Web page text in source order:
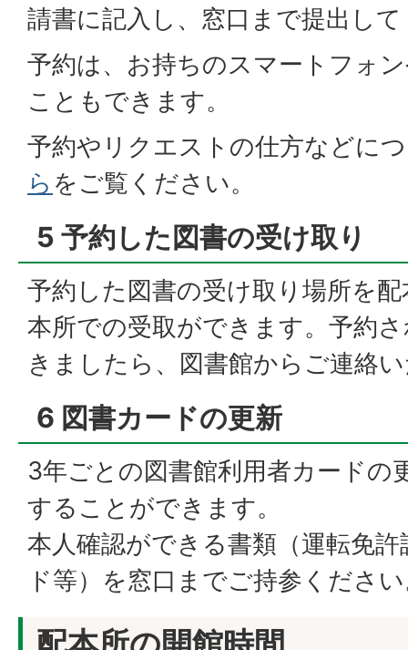
請書に記入し、窓口まで提出し
予約は、お持ちのスマートフォ
こともできます。
予約やリクエストの仕方などに
ら をご覧ください。
5 予約した図書の受け取り
予約した図書の受け取り場所を
本所での受取ができます。予約
きましたら、図書館からご連絡
6 図書カードの更新
3年ごとの図書館利用者カードの
することができます。
本人確認ができる書類（運転免
ド等）を窓口までご持参くださ